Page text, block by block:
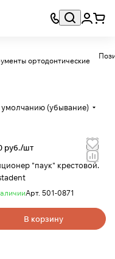
ортодонтические
(убывание)
руб./шт
"паук" крестовой.
Арт. 501-0871
В корзину